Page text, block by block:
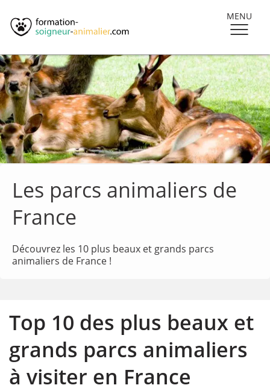
MENU
Les parcs animaliers de
France
Découvrez les 10 plus beaux et grands parcs
animaliers de France !
Top 10 des plus beaux et
grands parcs animaliers
à visiter en France